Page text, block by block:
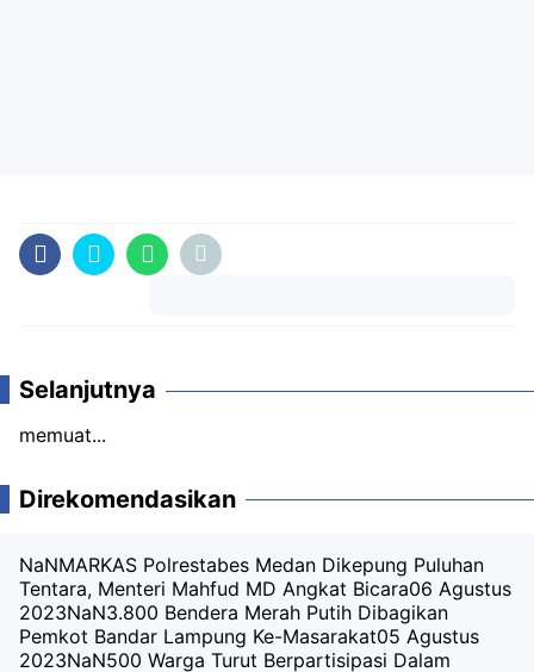
Selanjutnya
memuat...
Direkomendasikan
NaNMARKAS Polrestabes Medan Dikepung Puluhan
Tentara, Menteri Mahfud MD Angkat Bicara06 Agustus
2023NaN3.800 Bendera Merah Putih Dibagikan
Pemkot Bandar Lampung Ke-Masarakat05 Agustus
2023NaN500 Warga Turut Berpartisipasi Dalam